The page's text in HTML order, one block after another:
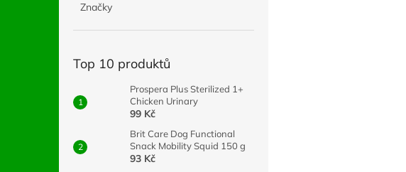
Značky
Top 10 produktů
Prospera Plus Sterilized 1+
Chicken Urinary
99 Kč
Brit Care Dog Functional
Snack Mobility Squid 150 g
93 Kč